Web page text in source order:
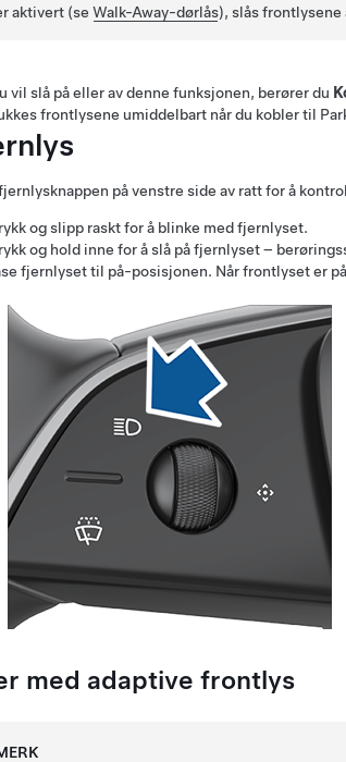
aktivert (seWalk-Away-dørlås), slås
vil slå på eller av denne funksjonen, berører du
frontlysene umiddelbart når du kobler til
på venstre side av rattfor å
og slipp raskt for å blinke med fjernlyset.
og hold inne for å slå på fjernlyset –
fjernlyset til på-posisjonen. Når frontlyset er
med adaptive frontlys